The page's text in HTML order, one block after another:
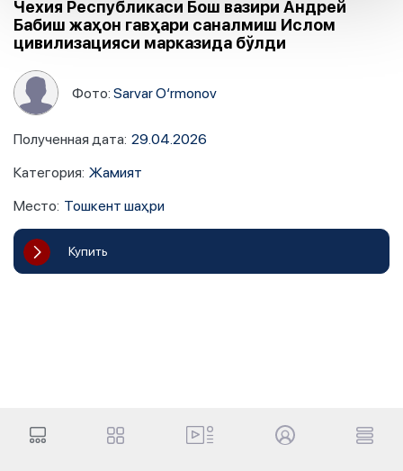
Чехия Республикаси Бош вазири Андрей
Бабиш жаҳон гавҳари саналмиш Ислом
цивилизацияси марказида бўлди
Фото:Sarvar O‘rmonov
Полученная дата: 29.04.2026
Категория: Жамият
Место: Тошкент шаҳри
Купить